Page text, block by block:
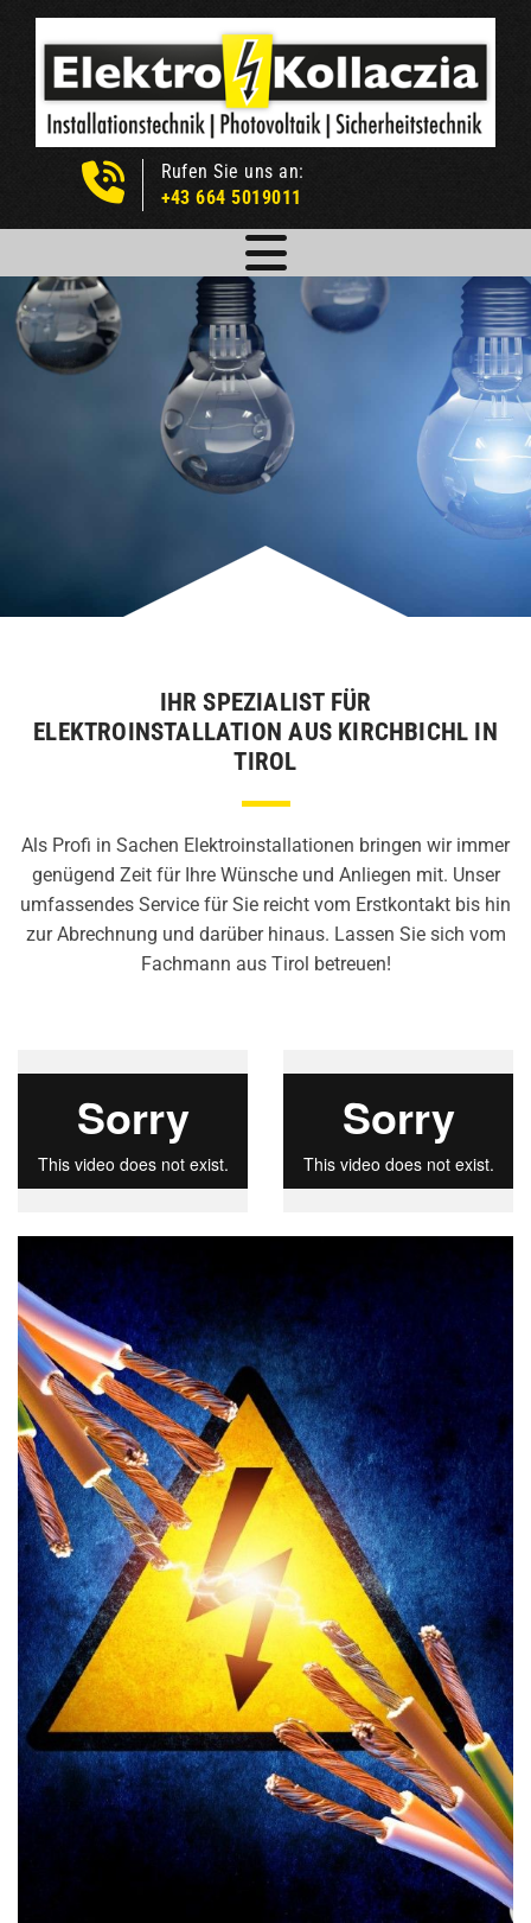

Rufen Sie uns an:
+43 664 5019011
IHR SPEZIALIST FÜR
ELEKTROINSTALLATION AUS KIRCHBICHL IN
TIROL
Als Profi in Sachen Elektroinstallationen bringen wir immer
genügend Zeit für Ihre Wünsche und Anliegen mit. Unser
umfassendes Service für Sie reicht vom Erstkontakt bis hin
zur Abrechnung und darüber hinaus. Lassen Sie sich vom
Fachmann aus Tirol betreuen!